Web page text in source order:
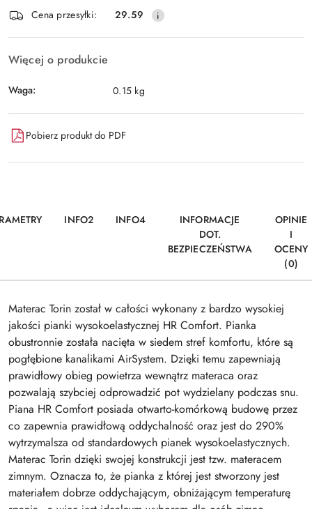
Wyślij
i
dostawa
Cena przesyłki: 29.59
Więcej o produkcie
Waga: 0.15 kg
Pobierz produkt do PDF
INFO2 INFO4
INFORMACJE
DOT.
BEZPIECZEŃSTWA
OPINIE
I
OCENY
(0)
Materac Torin został w całości wykonany z bardzo wysokiej
jakości pianki wysokoelastycznej HR Comfort. Pianka
obustronnie została nacięta w siedem stref komfortu, które są
pogłębione kanalikami AirSystem. Dzięki temu zapewniają
prawidłowy obieg powietrza wewnątrz materaca oraz
pozwalają szybciej odprowadzić pot wydzielany podczas snu.
Piana HR Comfort posiada otwarto-komórkową budowę przez
co zapewnia prawidłową oddychalność oraz jest do 290%
wytrzymalsza od standardowych pianek wysokoelastycznych.
Materac Torin dzięki swojej konstrukcji jest tzw. materacem
zimnym. Oznacza to, że pianka z której jest stworzony jest
materiałem dobrze oddychającym, obniżającym temperaturę